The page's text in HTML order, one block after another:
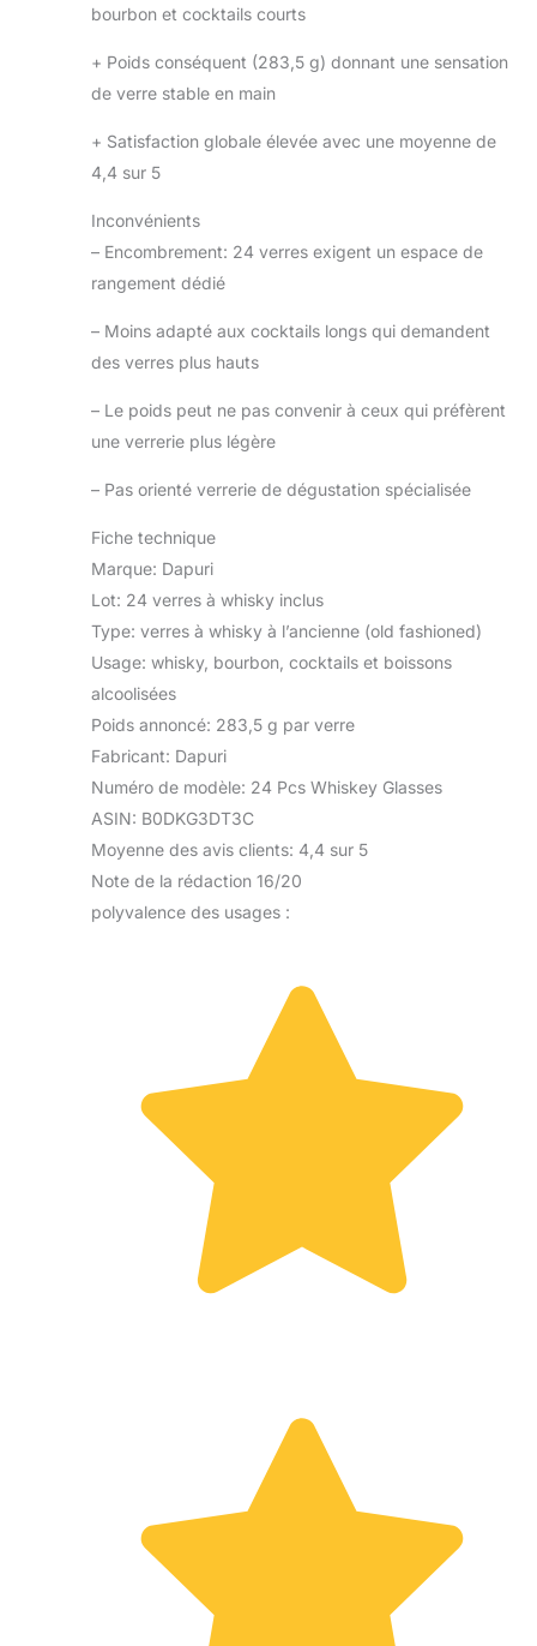
bourbon et cocktails courts
+ Poids conséquent (283,5 g) donnant une sensation
de verre stable en main
+ Satisfaction globale élevée avec une moyenne de
4,4 sur 5
Inconvénients
– Encombrement: 24 verres exigent un espace de
rangement dédié
– Moins adapté aux cocktails longs qui demandent
des verres plus hauts
– Le poids peut ne pas convenir à ceux qui préfèrent
une verrerie plus légère
– Pas orienté verrerie de dégustation spécialisée
Fiche technique
Marque: Dapuri
Lot: 24 verres à whisky inclus
Type: verres à whisky à l’ancienne (old fashioned)
Usage: whisky, bourbon, cocktails et boissons
alcoolisées
Poids annoncé: 283,5 g par verre
Fabricant: Dapuri
Numéro de modèle: 24 Pcs Whiskey Glasses
ASIN: B0DKG3DT3C
Moyenne des avis clients: 4,4 sur 5
Note de la rédaction 16/20
polyvalence des usages :